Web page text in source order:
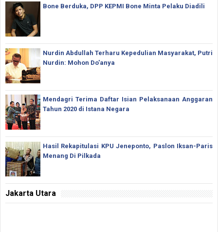
Bone Berduka, DPP KEPMI Bone Minta Pelaku Diadili
Nurdin Abdullah Terharu Kepedulian Masyarakat, Putri
Nurdin: Mohon Do'anya
Mendagri Terima Daftar Isian Pelaksanaan Anggaran
Tahun 2020 di Istana Negara
Hasil Rekapitulasi KPU Jeneponto, Paslon Iksan-Paris
Menang Di Pilkada
Jakarta Utara